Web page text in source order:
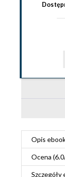
Opis
Ocena (6.0
Szczegóły